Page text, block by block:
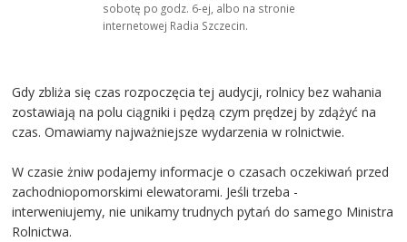
sobotę po godz. 6-ej, albo na stronie
internetowej Radia Szczecin.
Gdy zbliża się czas rozpoczęcia tej audycji, rolnicy bez wahania
zostawiają na polu ciągniki i pędzą czym prędzej by zdążyć na
czas. Omawiamy najważniejsze wydarzenia w rolnictwie.
W czasie żniw podajemy informacje o czasach oczekiwań przed
zachodniopomorskimi elewatorami. Jeśli trzeba -
interweniujemy, nie unikamy trudnych pytań do samego Ministra
Rolnictwa.